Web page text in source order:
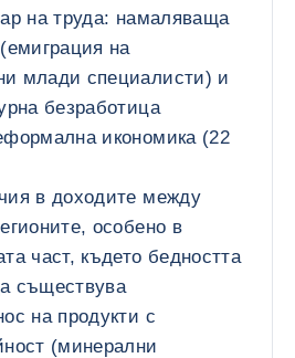
на труда: намаляваща
на
млади специалисти) и
безработица
икономика (22
в доходите между
особено в
част, където бедността
съществува
на продукти с
(минерални